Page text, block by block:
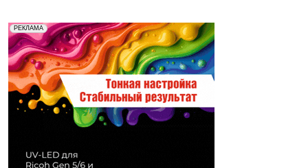
РЕКЛАМА
Реклама. Рекламодатель ООО "Передовые Системы
Печати" erid: 2SDnjd2d4Qz